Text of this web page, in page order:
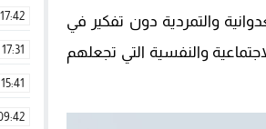
والتمردية دون تفكير في
والنفسية التي تجعلهم
17:42
17:31
15:41